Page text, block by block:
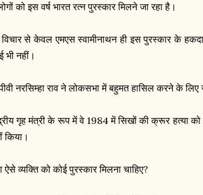
को इस वर्ष भारत रत्न पुरस्कार मिलने जा रहा है।
से केवल एमएस स्वामीनाथन ही इस पुरस्कार के
भी नहीं।
नरसिम्हा राव ने लोकसभा में बहुमत हासिल करने के लिए
गृह मंत्री के रूप में वे 1984 में सिखों की क्रूर हत्या
किया।
ऐसे व्यक्ति को कोई पुरस्कार मिलना चाहिए?